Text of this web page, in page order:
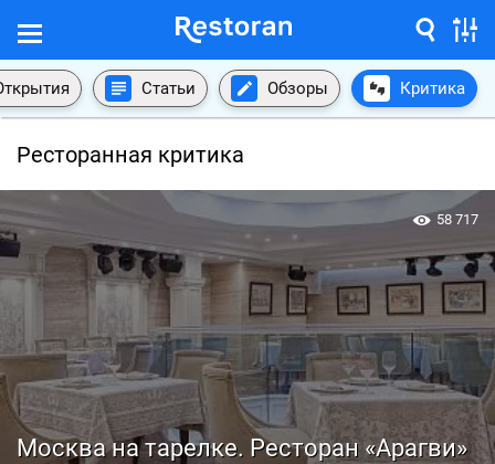
Статьи Обзоры Критика
Ресторанная критика
Москва на тарелке. Ресторан «Арагви»
58 717